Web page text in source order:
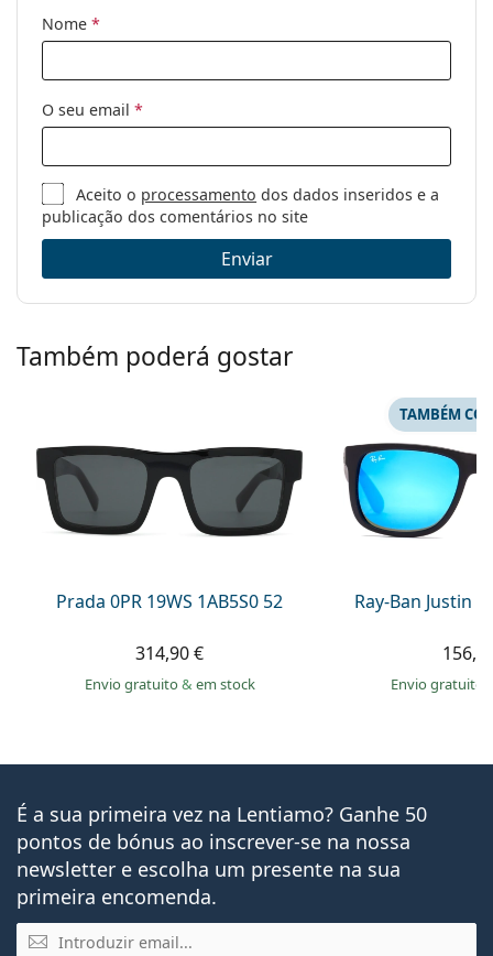
Código:
OO 9290 929020 31
Nome *
O seu email *
Aceito o processamento dos dados inseridos e a
publicação dos comentários no site
Enviar
Também poderá gostar
Prada 0PR 19WS 1AB5S0 52
314,90 €
Envio gratuito& em stock
Ray-Ban Justin
TAMBÉM
Envio gratuito
É a sua primeira vez na Lentiamo? Ganhe 50
pontos de bónus ao inscrever-se na nossa
newsletter e escolha um presente na sua
primeira encomenda.
Email